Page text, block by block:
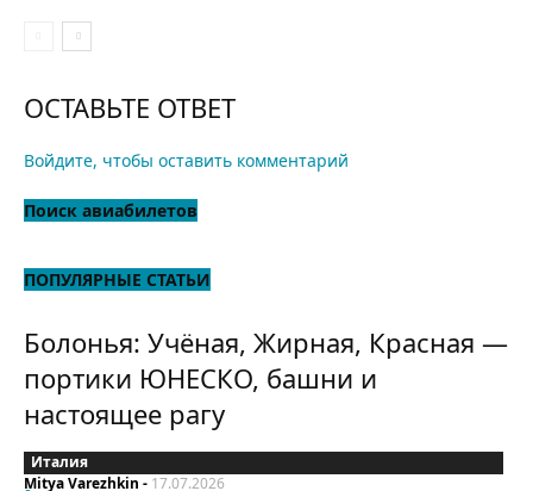
ОСТАВЬТЕ ОТВЕТ
Войдите, чтобы оставить комментарий
Поиск авиабилетов
ПОПУЛЯРНЫЕ СТАТЬИ
Болонья: Учёная, Жирная, Красная —
портики ЮНЕСКО, башни и
настоящее рагу
Италия
Mitya Varezhkin - 17.07.2026